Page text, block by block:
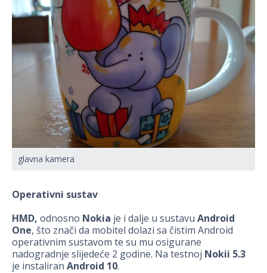
glavna kamera
Operativni sustav
HMD, odnosno Nokia je i dalje u sustavu Android
One, što znači da mobitel dolazi sa čistim Android
operativnim sustavom te su mu osigurane
nadogradnje slijedeće 2 godine. Na testnoj Nokii 5.3
je instaliran Android 10.